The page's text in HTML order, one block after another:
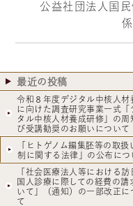
公益社団法人国
最近の投稿
令和８年度デジタル中核人材
に向けた調査研究事業一式「
タル中核人材養成研修」の周
び受講勧奨のお願いについて
「ヒトゲノム編集胚等の取扱
制に関する法律」の公布につ
「社会医療法人等における訪
国人診療に際しての経費の請
いて」（通知）の一部改正に
て